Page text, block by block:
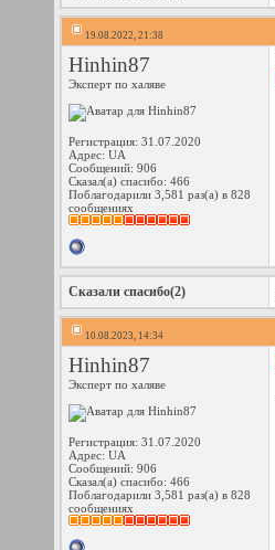
19.08.2022, 21:38
Hinhin87
Эксперт по халяве
Регистрация: 31.07.2020
Адрес: UA
Сообщений: 906
Сказал(а) спасибо: 466
Поблагодарили 3,581 раз(а) в 828
сообщениях
Сказали спасибо(2)
10.08.2023, 14:34
Hinhin87
Эксперт по халяве
Регистрация: 31.07.2020
Адрес: UA
Сообщений: 906
Сказал(а) спасибо: 466
Поблагодарили 3,581 раз(а) в 828
сообщениях